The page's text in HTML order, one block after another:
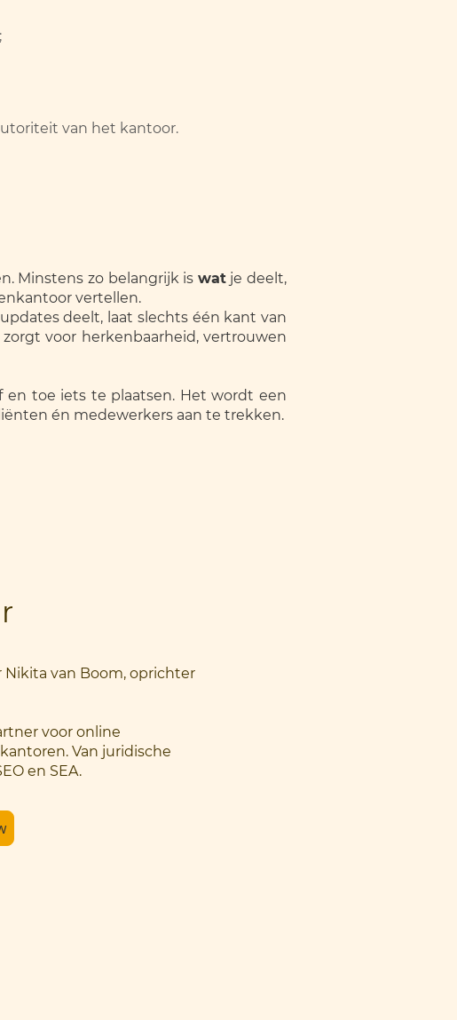
van het kantoor.
Minstens zo belangrijk is watje deelt,
vertellen.
deelt, laat slechts één kant van
voor herkenbaarheid, vertrouwen
toe iets te plaatsen. Het wordt een
én medewerkers aan te trekken.
van Boom, oprichter
voor online
Van juridische
en SEA.